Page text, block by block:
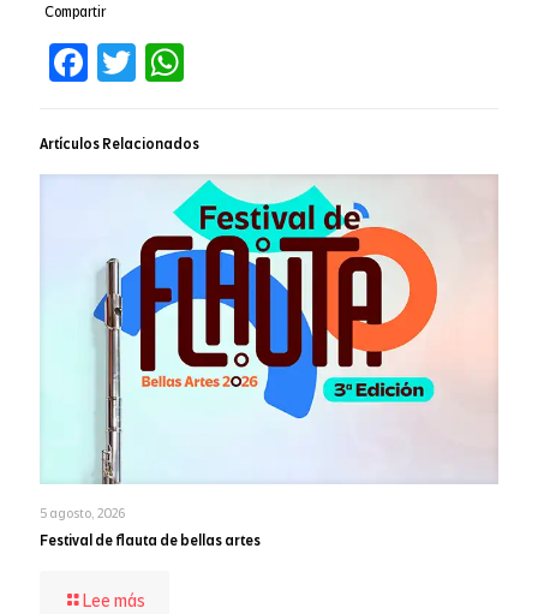
Compartir
Facebook
TwitterWhatsApp
Artículos Relacionados
5 agosto, 2026
Festival de flauta de bellas artes
Lee más